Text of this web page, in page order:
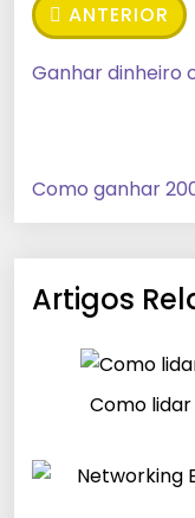
ANTERIOR
Ganhar dinheiro
Como ganhar
Artigos
Como